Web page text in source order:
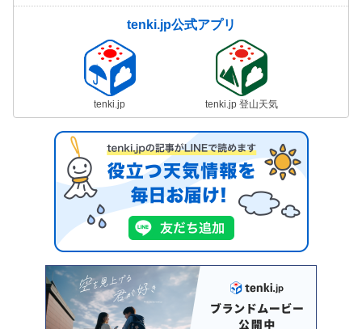
tenki.jp公式アプリ
tenki.jp tenki.jp 登山天気